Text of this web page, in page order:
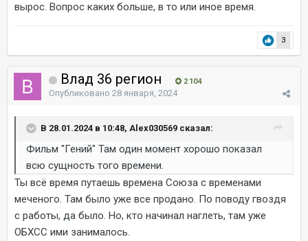
вырос. Вопрос каких больше, в то или иное время.
3
Влад 36 регион 2 104
Опубликовано 28 января, 2024
В 28.01.2024 в 10:48, Alex030569 сказал:
Фильм "Гений" Там один момент хорошо показал
всю сущность того времени.
Ты всё время путаешь времена Союза с временами
меченого. Там было уже все продано. По поводу гвоздя
с работы, да было. Но, кто начинал наглеть, там уже
ОБХСС ими занималось.